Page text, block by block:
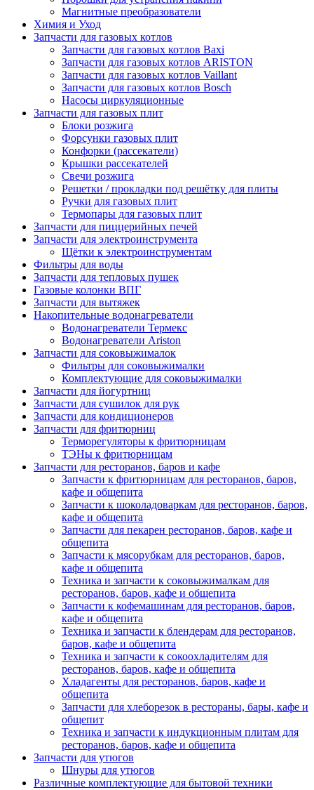
Магнитные преобразователи
Химия и Уход
Запчасти для газовых котлов
Запчасти для газовых котлов Baxi
Запчасти для газовых котлов ARISTON
Запчасти для газовых котлов Vaillant
Запчасти для газовых котлов Bosch
Насосы циркуляционные
Запчасти для газовых плит
Блоки розжига
Форсунки газовых плит
Конфорки (рассекатели)
Крышки рассекателей
Свечи розжига
Решетки / прокладки под решётку для плиты
Ручки для газовых плит
Термопары для газовых плит
Запчасти для пиццерийных печей
Запчасти для электроинструмента
Щётки к электроинструментам
Фильтры для воды
Запчасти для тепловых пушек
Газовые колонки ВПГ
Запчасти для вытяжек
Накопительные водонагреватели
Водонагреватели Термекс
Водонагреватели Ariston
Запчасти для соковыжималок
Фильтры для соковыжималки
Комплектующие для соковыжималки
Запчасти для йогуртниц
Запчасти для сушилок для рук
Запчасти для кондиционеров
Запчасти для фритюрниц
Терморегуляторы к фритюрницам
ТЭНы к фритюрницам
Запчасти для ресторанов, баров и кафе
Запчасти к фритюрницам для ресторанов, баров,
кафе и общепита
Запчасти к шоколадоваркам для ресторанов, баров,
кафе и общепита
Запчасти для пекарен ресторанов, баров, кафе и
общепита
Запчасти к мясорубкам для ресторанов, баров,
кафе и общепита
Техника и запчасти к соковыжималкам для
ресторанов, баров, кафе и общепита
Запчасти к кофемашинам для ресторанов, баров,
кафе и общепита
Техника и запчасти к блендерам для ресторанов,
баров, кафе и общепита
Техника и запчасти к сокоохладителям для
ресторанов, баров, кафе и общепита
Хладагенты для ресторанов, баров, кафе и
общепита
Запчасти для хлеборезок в рестораны, бары, кафе и
общепит
Техника и запчасти к индукционным плитам для
ресторанов, баров, кафе и общепита
Запчасти для утюгов
Шнуры для утюгов
Различные комплектующие для бытовой техники